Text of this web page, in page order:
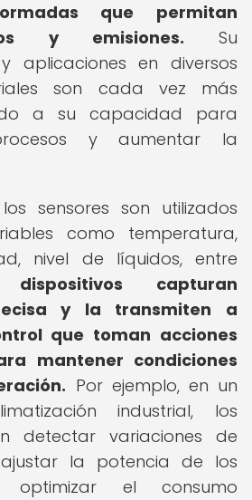
que permitan
y emisiones. Su
aplicaciones en diversos
son cada vez más
a su capacidad para
y aumentar la
sensores son utilizados
como temperatura,
nivel de líquidos, entre
dispositivos capturan
y la transmiten a
que toman acciones
mantener condiciones
Por ejemplo, en un
industrial, los
detectar variaciones de
la potencia de los
optimizar el consumo